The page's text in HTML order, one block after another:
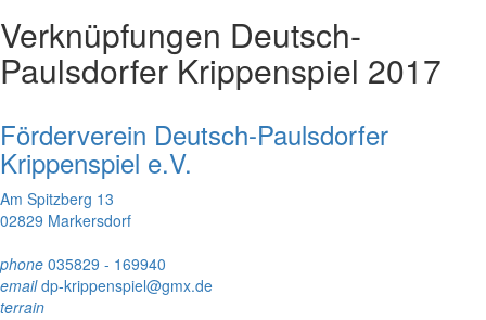
Verknüpfungen Deutsch-
Paulsdorfer Krippenspiel 2017
Förderverein Deutsch-Paulsdorfer
Krippenspiel e.V.
Am Spitzberg 13
02829 Markersdorf
phone 035829 - 169940
emaildp-krippenspiel@gmx.de
terrain